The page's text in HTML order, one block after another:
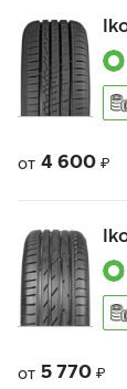
от 4 600 ₽
от 5 770 ₽